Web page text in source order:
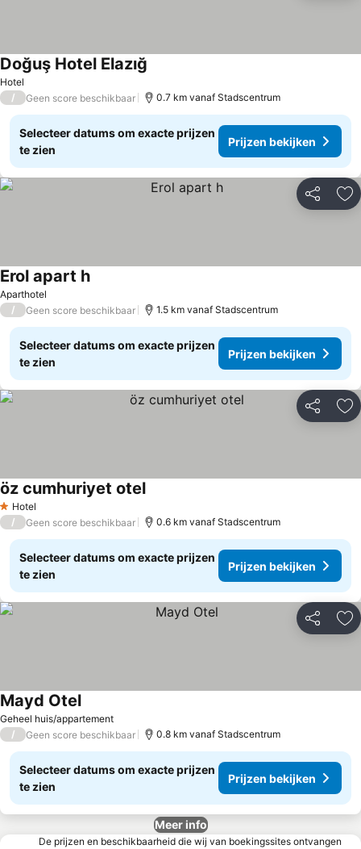
Hotel
Doğuş Hotel Elazığ
/ Geen score beschikbaar 0.7 km vanaf Stadscentrum
Selecteer datums om exacte prijzen
te zien
Prijzen bekijken
Delen
Aparthotel
Erol apart h
/ Geen score beschikbaar 1.5 km vanaf Stadscentrum
Selecteer datums om exacte prijzen
te zien
Prijzen bekijken
Delen
1 Sterren
Hotel
öz cumhuriyet otel
/ Geen score beschikbaar 0.6 km vanaf Stadscentrum
Selecteer datums om exacte prijzen
te zien
Prijzen bekijken
Delen
Geheel huis/appartement
Mayd Otel
/ Geen score beschikbaar 0.8 km vanaf Stadscentrum
Selecteer datums om exacte prijzen
te zien
Prijzen bekijken
Meer info
De prijzen en beschikbaarheid die wij van boekingssites ontvangen